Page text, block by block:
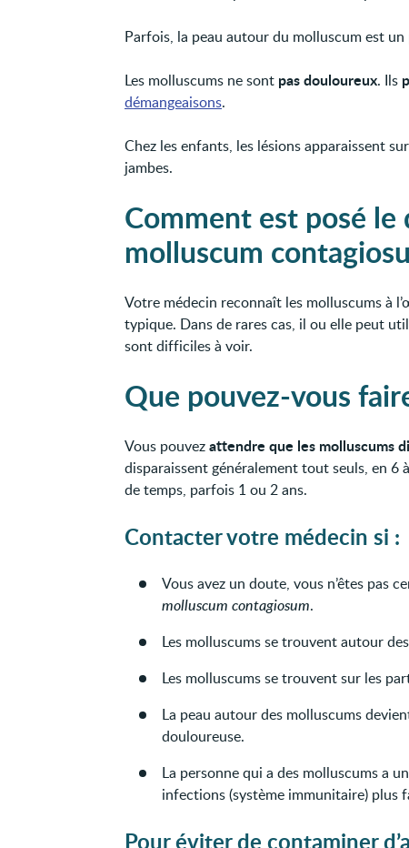
Parfois, la peau autour du molluscum est un
Les molluscums ne sont pas douloureux. Ils
démangeaisons.
Chez les enfants, les lésions apparaissent
jambes.
Comment est posé le
molluscum
Votre médecin reconnaît les molluscums à
typique. Dans de rares cas, il ou elle peut
sont difficiles à voir.
Que pouvez-vous
Vous pouvezattendre que les molluscums
disparaissent généralement tout seuls, en 6
de temps, parfois 1 ou 2 ans.
Contacter votre médecin si :
Vous avez un doute, vous n’êtes pas
molluscum contagiosum.
Les molluscums se trouvent autour
Les molluscums se trouvent sur les
La peau autour des molluscums
douloureuse.
La personne qui a des molluscums a
infections (système immunitaire) plus
Pour éviter de contaminer